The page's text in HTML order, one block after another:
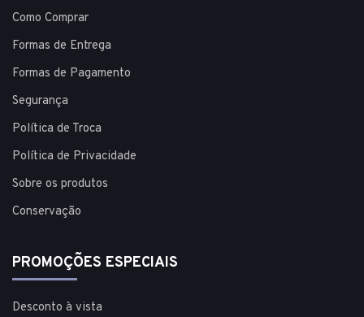
Como Comprar
Formas de Entrega
Formas de Pagamento
Segurança
Política de Troca
Política de Privacidade
Sobre os produtos
Conservação
PROMOÇÕES ESPECIAIS
Desconto à vista